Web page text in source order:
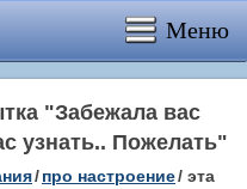
Меню
"Забежала вас
узнать.. Пожелать"
/про настроение/ эта